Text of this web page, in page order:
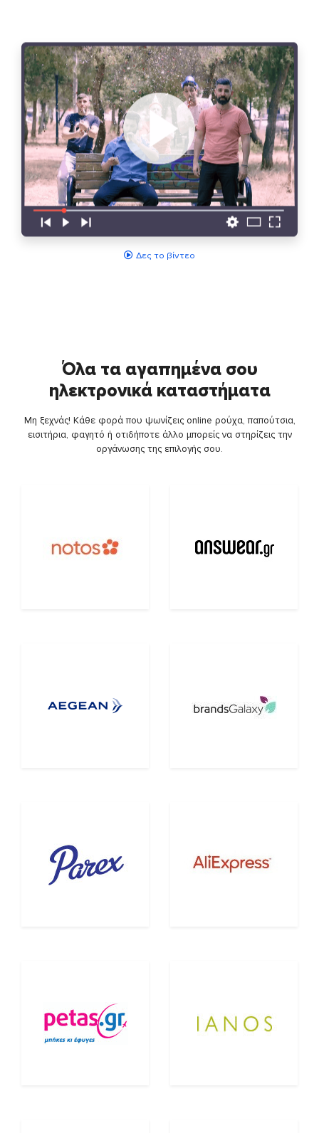
Δες το βίντεο
Όλα τα αγαπημένα σου
ηλεκτρονικά καταστήματα
Μη ξεχνάς! Κάθε φορά που ψωνίζεις online ρούχα, παπούτσια,
εισιτήρια, φαγητό ή οτιδήποτε άλλο μπορείς να στηρίζεις την
οργάνωσης της επιλογής σου.